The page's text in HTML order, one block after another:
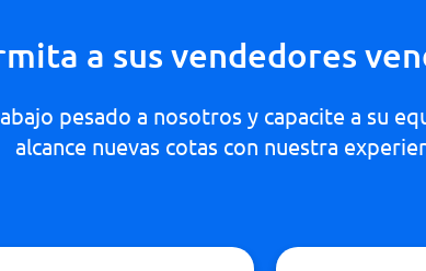
a sus vendedores
pesado a nosotros y capacite a su
alcance nuevas cotas con nuestra